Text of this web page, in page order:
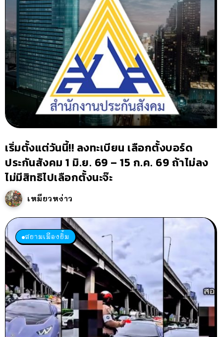
เริ่มตั้งแต่วันนี้!! ลงทะเบียน เลือกตั้งบอร์ด
ประกันสังคม 1 มิ.ย. 69 – 15 ก.ค. 69 ถ้าไม่ลง
ไม่มีสิทธิไปเลือกตั้งนะจ๊ะ
เหมียวหง่าว
สยามเมืองยิ้ม